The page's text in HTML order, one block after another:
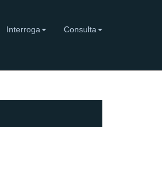
Interroga Consulta